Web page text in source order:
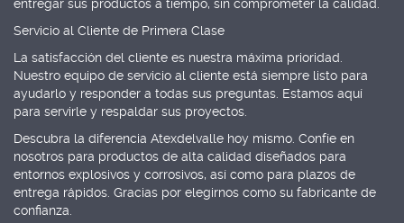
entregar sus productos a tiempo, sin comprometer la calidad.
Servicio al Cliente de Primera Clase
La satisfacción del cliente es nuestra máxima prioridad.
Nuestro equipo de servicio al cliente está siempre listo para
ayudarlo y responder a todas sus preguntas. Estamos aquí
para servirle y respaldar sus proyectos.
Descubra la diferencia Atexdelvalle hoy mismo. Confíe en
nosotros para productos de alta calidad diseñados para
entornos explosivos y corrosivos, así como para plazos de
entrega rápidos. Gracias por elegirnos como su fabricante de
confianza.